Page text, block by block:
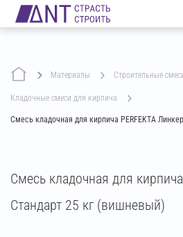
Материалы строительные
кладочные смеси для кирпича
Смесь кладочная для кирпича PERFEKTA
Смесь кладочная для
Стандарт 25 кг (вишневый)